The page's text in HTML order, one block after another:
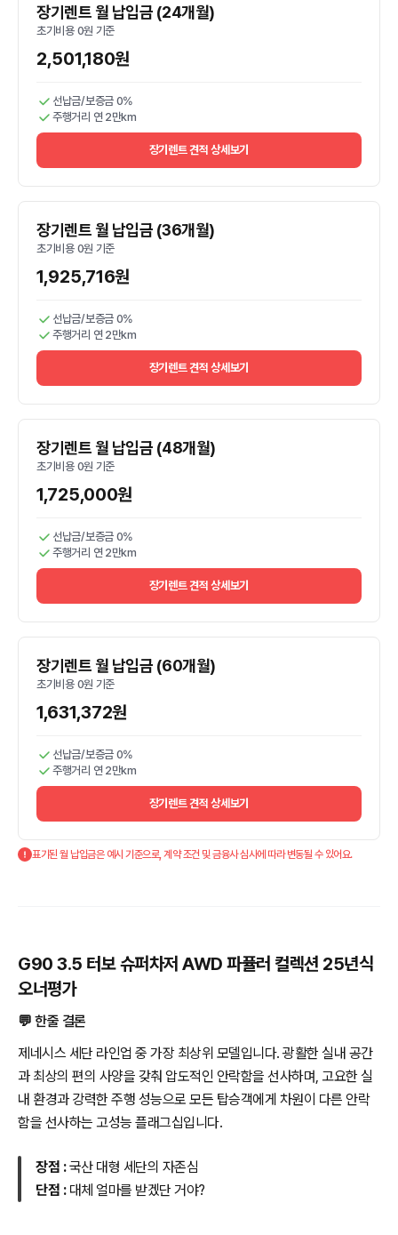
장기렌트 월 납입금 (24개월)
초기비용 0원 기준
2,501,180원
선납금/보증금 0%
주행거리 연 2만km
장기렌트 견적 상세보기
장기렌트 월 납입금 (36개월)
초기비용 0원 기준
1,925,716원
선납금/보증금 0%
주행거리 연 2만km
장기렌트 견적 상세보기
장기렌트 월 납입금 (48개월)
초기비용 0원 기준
1,725,000원
선납금/보증금 0%
주행거리 연 2만km
장기렌트 견적 상세보기
장기렌트 월 납입금 (60개월)
초기비용 0원 기준
1,631,372원
선납금/보증금 0%
주행거리 연 2만km
장기렌트 견적 상세보기
표기된 월 납입금은 예시 기준으로, 계약 조건 및 금융사 심사에 따라 변동될 수 있어요.
G90 3.5 터보 슈퍼차저 AWD 파퓰러 컬렉션 25년식
오너평가
💬 한줄 결론
제네시스 세단 라인업 중 가장 최상위 모델입니다. 광활한 실내 공간
과 최상의 편의 사양을 갖춰 압도적인 안락함을 선사하며, 고요한 실
내 환경과 강력한 주행 성능으로 모든 탑승객에게 차원이 다른 안락
함을 선사하는 고성능 플래그십입니다.
장점 :국산 대형 세단의 자존심
단점 : 대체 얼마를 받겠단 거야?